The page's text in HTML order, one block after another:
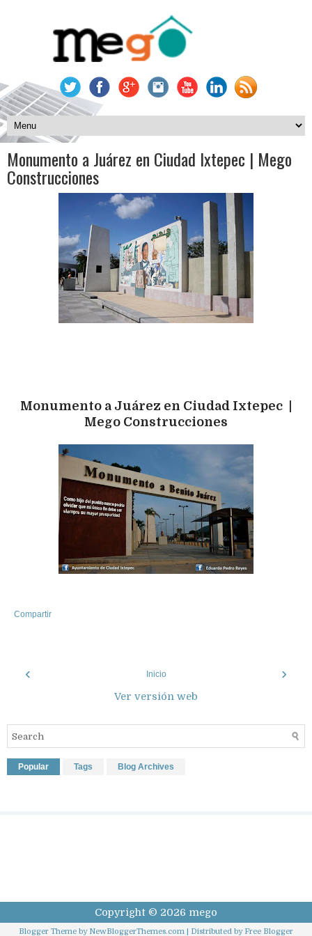
Monumento a Juárez en Ciudad Ixtepec | Mego
Construcciones
Monumento a Juárez en Ciudad Ixtepec |
Mego Construcciones
Compartir
‹ ›
Inicio
Ver versión web
Popular Tags Blog Archives
Copyright © 2026 mego
Blogger Theme by NewBloggerThemes.com | Distributed by Free Blogger